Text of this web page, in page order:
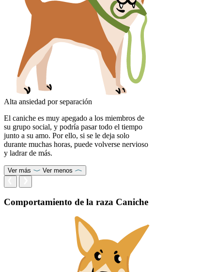
Alta ansiedad por separación
El caniche es muy apegado a los miembros de
su grupo social, y podría pasar todo el tiempo
junto a su amo. Por ello, si se le deja solo
durante muchas horas, puede volverse nervioso
y ladrar de más.
Ver más Ver menos
Comportamiento de la raza Caniche